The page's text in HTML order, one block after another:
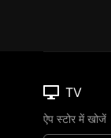
TV
ऐप स्टोर में खोजें